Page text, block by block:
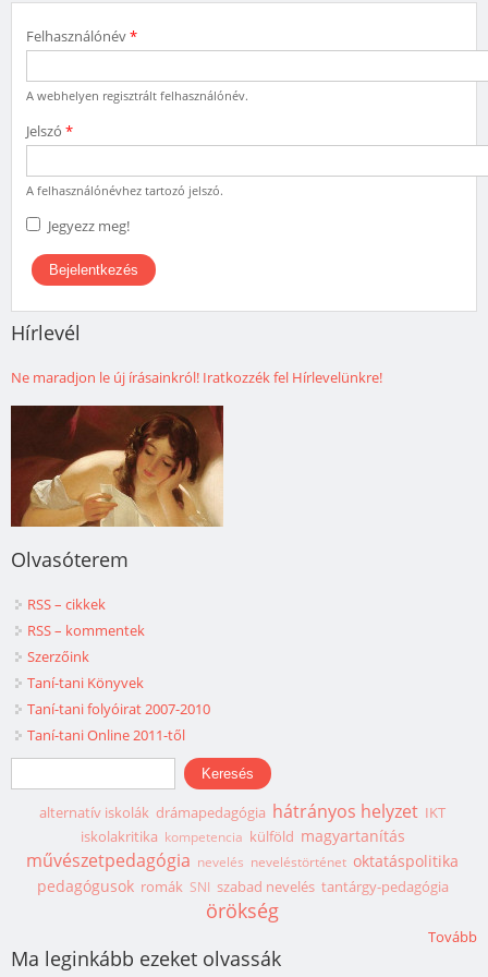
Felhasználónév*
A webhelyen regisztrált felhasználónév.
Jelszó *
A felhasználónévhez tartozó jelszó.
Jegyezz meg!
Hírlevél
Ne maradjon le új írásainkról! Iratkozzék fel Hírlevelünkre!
Olvasóterem
RSS – cikkek
RSS – kommentek
Szerzőink
Taní-tani Könyvek
Taní-tani folyóirat 2007-2010
Taní-tani Online 2011-től
Keresés űrlap
Keresés
alternatív iskolák drámapedagógia hátrányos helyzet IKT
iskolakritika kompetencia külföld magyartanítás
művészetpedagógia nevelés neveléstörténet oktatáspolitika
pedagógusok romák SNI szabad nevelés tantárgy-pedagógia
örökség
Tovább
Ma leginkább ezeket olvassák